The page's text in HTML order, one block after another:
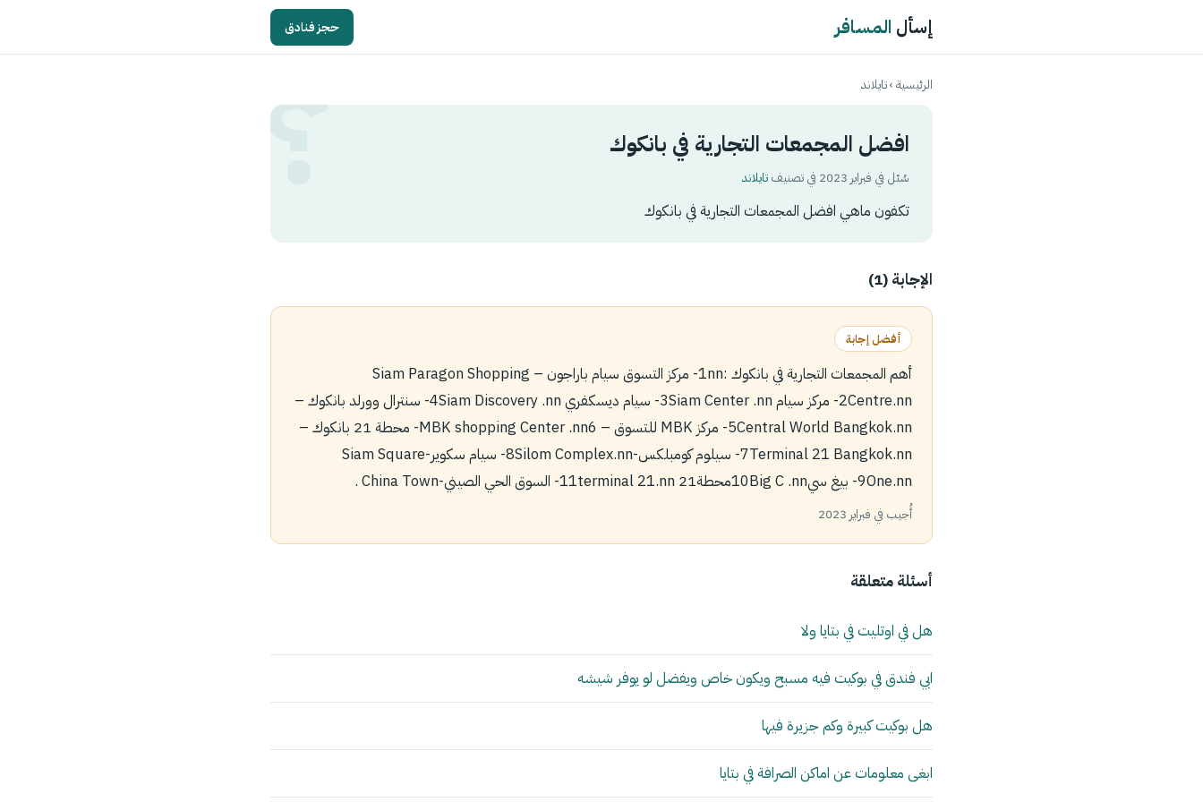
إسأل المسافر حجز فنادق
الرئيسية›تايلاند
افضل المجمعات التجارية في بانكوك
سُئل في فبراير 2023 في تصنيف تايلاند
تكفون ماهي افضل المجمعات التجارية في بانكوك
الإجابة (1)
أفضل إجابة
أهم المجمعات التجارية في بانكوك :nn‏1- مركز التسوق سيام باراجون – Siam Paragon Shopping
Centre.nn‏2- مركز سيام Siam Center .nn‏3- سيام ديسكفري Siam Discovery .nn‏4- سنترال وورلد بانكوك –
Central World Bangkok.nn‏5- مركز MBK للتسوق – MBK shopping Center .nn6- محطة 21 بانكوك –
Terminal 21 Bangkok.nn‏7- سيلوم كومبلكس-Silom Complex.nn‏8- سيام سكوير-Siam Square
One.nn‏9- بيغ سيBig C .nn‏10محطة21 terminal 21.nn‏11- السوق الحي الصيني-China Town .
أُجيب في فبراير 2023
أسئلة متعلقة
هل في اوتليت في بتايا ولا
ابي فندق في بوكيت فيه مسبح ويكون خاص ويفضل لو يوفر شيشه
هل بوكيت كبيرة وكم جزيرة فيها
ابغى معلومات عن اماكن الصرافة في بتايا